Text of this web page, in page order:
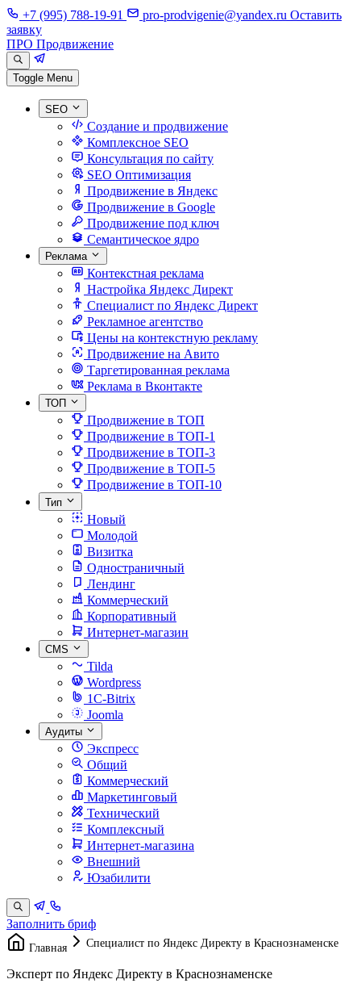
+7 (995) 788-19-91 pro-prodvigenie@yandex.ru Оставить
заявку
ПРО Продвижение
Toggle Menu
SEO
Создание и продвижение
Комплексное SEO
Консультация по сайту
SEO Оптимизация
Продвижение в Яндекс
Продвижение в Google
Продвижение под ключ
Семантическое ядро
Реклама
Контекстная реклама
Настройка Яндекс Директ
Специалист по Яндекс Директ
Рекламное агентство
Цены на контекстную рекламу
Продвижение на Авито
Таргетированная реклама
Реклама в Вконтакте
ТОП
Продвижение в ТОП
Продвижение в ТОП-1
Продвижение в ТОП-3
Продвижение в ТОП-5
Продвижение в ТОП-10
Тип
Новый
Молодой
Визитка
Одностраничный
Лендинг
Коммерческий
Корпоративный
Интернет-магазин
CMS
Tilda
Wordpress
1C-Bitrix
Joomla
Аудиты
Экспресс
Общий
Коммерческий
Маркетинговый
Технический
Комплексный
Интернет-магазина
Внешний
Юзабилити
Заполнить бриф
Главная Специалист по Яндекс Директу в Краснознаменске
Эксперт по Яндекс Директу в Краснознаменске